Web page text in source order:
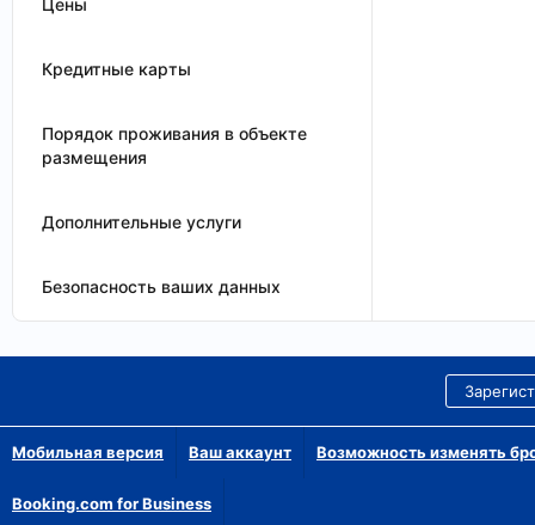
Цены
Кредитные карты
Порядок проживания в объекте
размещения
Дополнительные услуги
Безопасность ваших данных
Мобильная версия Ваш аккаунт Возможность изменять
Booking.com for Business